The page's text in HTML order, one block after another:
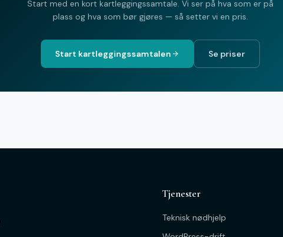
Start med en kort kartleggingssamtale. Vi ser på hva som er på
plass og hva som bør gjøres — så setter vi en pris.
Start kartleggingssamtalen Se priser
Tjenester
Teknisk nødhjelp